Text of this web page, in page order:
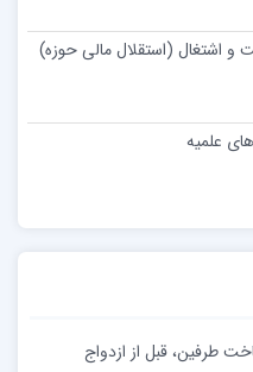
اشتغال (استقلال مالی حوزه)
علمیه
طرفین، قبل از ازدواج